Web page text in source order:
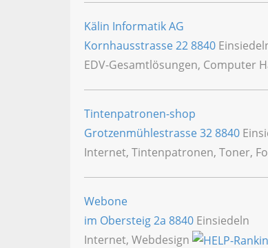
Kälin Informatik AG
Kornhausstrasse 228840
EDV-Gesamtlösungen, Computer
Tintenpatronen-shop
Grotzenmühlestrasse 328840
Internet, Tintenpatronen, Toner,
Webone
im Obersteig 2a 8840 Einsiedeln
Internet, Webdesign